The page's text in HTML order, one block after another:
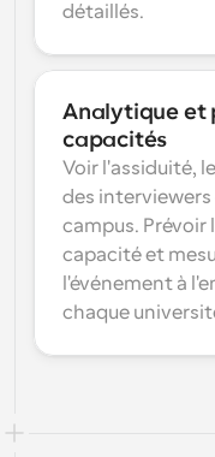
détaillés.
Analytique et
capacités
Voir l'assiduité,
des interviewers
campus. Prévoir
capacité et
l'événement à
chaque